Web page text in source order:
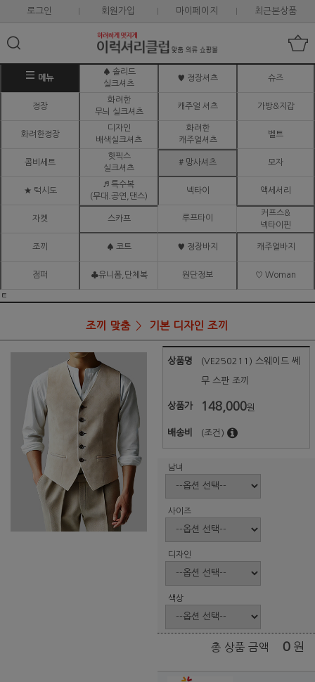
로그인 회원가입 마이페이지 최근본상품
메뉴
♠ 솔리드
실크셔츠
♥ 정장셔츠 슈즈
정장
화려한
무늬 실크셔츠
캐주얼 셔츠 가방&지갑
화려한정장
디자인
배색실크셔츠
화려한
캐주얼셔츠
벨트
콤비세트
핫픽스
실크셔츠
# 망사셔츠 모자
★ 턱시도
♬ 특수복
(무대.공연,댄스)
넥타이 액세서리
자켓 스카프 루프타이
커프스&
넥타이핀
조끼 ♠ 코트 ♥ 정장바지 캐주얼바지
점퍼 ♣유니폼,단체복 원단정보 ♡ Woman
ㅌ
조끼 맞춤 기본 디자인 조끼
상품명 (VE250211) 스웨이드 쎄
무 스판 조끼
상품가 148,000원
배송비 (조건)
남녀
사이즈
디자인
색상
총 상품 금액 0 원